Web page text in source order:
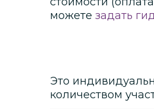
можете задать
Это
количеством